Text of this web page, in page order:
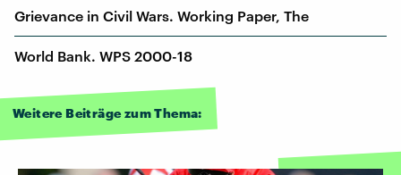
Grievance in Civil Wars. Working Paper, The
World Bank. WPS 2000-18
Weitere Beiträge zum Thema: